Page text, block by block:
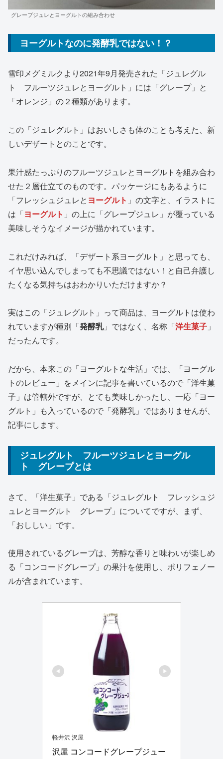
グレープジュレとヨーグルトの組み合わせ
ヨーグルトなのに発酵乳ではない！？
雪印メグミルクより2021年9月発売された「ジュレグル
ト フルーツジュレとヨーグルト」には「グレープ」と
「オレンジ」の２種類があります。
この「ジュレグルト」はおいしさも体のことも考えた、新
しいデザートとのことです。
果汁感たっぷりのフルーツジュレとヨーグルトを組み合わ
せた２層仕立てのものです。パッケージにもあるように
「フレッシュジュレと ヨーグルト 」の文字と、イラストに
は「ヨーグルト 」の上に「グレープジュレ」が覆っている
美味しそうなイメージが描かれています。
これだけみれば、「デザート系ヨーグルト」と思っても、
イヤ思い込んでしまっても不思議ではない！と自己弁護し
たくなる気持ちはおわかりいただけますか？
実はこの「ジュレグルト」って商品は、ヨーグルトは使わ
れていますが種別「発酵乳」ではなく、名称「洋生菓子 」
だったんです。
だから、本来この「ヨーグルトな生活」では、「ヨーグル
トのレビュー」をメインに記事を書いているので「洋生菓
子」は管轄外ですが、とても美味しかったし、一応「ヨー
グルト」も入っているので「発酵乳」ではありませんが、
記事にします。
ジュレグルト フルーツジュレとヨーグル
ト グレープとは
さて、「洋生菓子」である「ジュレグルト フレッシュジ
ュレとヨーグルト グレープ」についてですが、まず、
「おししい」です。
使用されているグレープは、芳醇な香りと味わいが楽しめ
る「コンコードグレープ」の果汁を使用し、ポリフェノー
ルが含まれています。
軽井沢 沢屋
沢屋 コンコードグレープジュー